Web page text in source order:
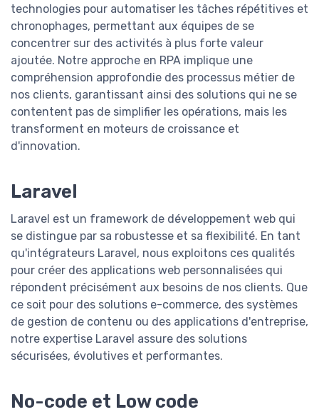
technologies pour automatiser les tâches répétitives et
chronophages, permettant aux équipes de se
concentrer sur des activités à plus forte valeur
ajoutée. Notre approche en RPA implique une
compréhension approfondie des processus métier de
nos clients, garantissant ainsi des solutions qui ne se
contentent pas de simplifier les opérations, mais les
transforment en moteurs de croissance et
d'innovation.
Laravel
Laravel est un framework de développement web qui
se distingue par sa robustesse et sa flexibilité. En tant
qu'intégrateurs Laravel, nous exploitons ces qualités
pour créer des applications web personnalisées qui
répondent précisément aux besoins de nos clients. Que
ce soit pour des solutions e-commerce, des systèmes
de gestion de contenu ou des applications d'entreprise,
notre expertise Laravel assure des solutions
sécurisées, évolutives et performantes.
No-code et Low code